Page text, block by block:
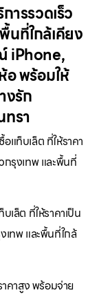
ารรวดเร็ว
นที่ใกล้เคียง
iPhone,
พร้อมให้
งรัก
รา
ท็บเล็ต ที่ให้ราคา
กรุงเทพ และพื้นที่
ล็ต ที่ให้ราคาเป็น
เทพ และพื้นที่ใกล้
คาสูง พร้อมจ่าย